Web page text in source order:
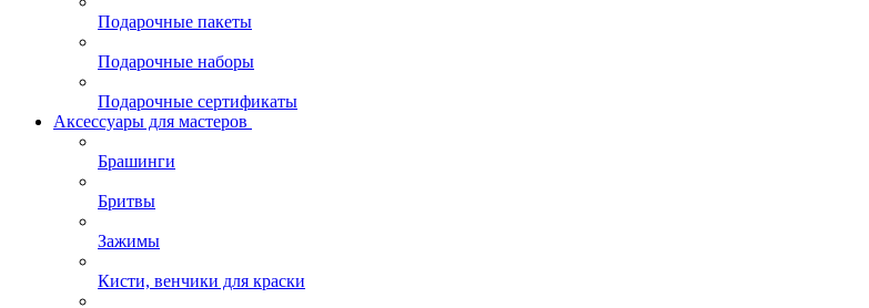
Подарочные пакеты
Подарочные наборы
Подарочные сертификаты
Аксессуары для мастеров
Брашинги
Бритвы
Зажимы
Кисти, венчики для краски